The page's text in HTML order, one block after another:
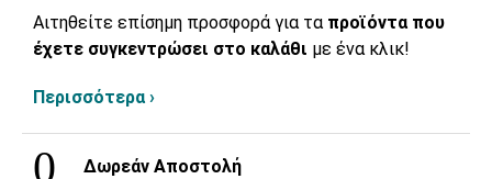
Αιτηθείτε επίσημη προσφορά για τα προϊόντα που
έχετε συγκεντρώσει στο καλάθι με ένα κλικ!
Περισσότερα ›
Δωρεάν Αποστολή